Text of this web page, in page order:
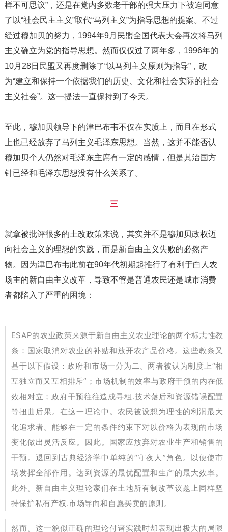
样不可思议”，还是在党内多数老干部的强大压力下被迫同意
了以“社会民主主义”取代“马列主义”为指导思想的提案。不过
经过穆加贝的努力，1994年9月民盟全国代表大会再次将马列
主义确立为党的指导思想。然而仅仅过了两年多，1996年的
10月28日民盟又再度删除了“以马列主义原则为指导”，改
为“建立和保持一个依据我们的历史、文化和社会实际的社会
主义社会”。这一提法一直保持到了今天。
至此，穆加贝领导下的津巴布韦不仅在实质上，而且在形式
上也已经放弃了马列主义毛泽东思想。当然，这并不能否认
穆加贝个人仍然对毛泽东主席有一定的感情，但是其治国方
针已经和毛泽东思想没有什么关系了。
三
就拿被批评很多的土改政策来说，其实并不是穆加贝政权迈
向社会主义的理想的实践，而是新自由主义失败的必然产
物。因为津巴布韦此前在90年代初期起推行了有利于白人农
场主的新自由主义改革，导致不管是普通农民还是城市消费
者都陷入了严重的困境：
ESAP的农业政策来源于新自由主义农业理论的两个标志性教
条：国家取消对农业的补贴和放开农产品价格。这些教条又
基于以下假设：政府和市场一分为二。两者被认为制度上“相
互独立而又互相排斥”；市场机制的效率与政府干预的内在低
效相对立；政府干预往往造成寻租.技术落后和资源错误配置
等扭曲后果。在这一理论中。农民被设想为理性的利润最大
化追求者。能够在一定的条件约束下对以价格为表现的市场
变化做出灵活反应。因此。国家应放弃对农业生产和销售的
干预。退回到古典经济学中单纯的“守夜人”角色。以便使市
场发挥全部作用。达到资源的最优配置和生产的最大效率。
此外。新自由主义理论家们在土地所有制改革议题上同样坚
持保护私有产权.市场导向和自愿买卖的原则。
然而。这一貌似正确的理论付诸实践时却表现出极大的局限